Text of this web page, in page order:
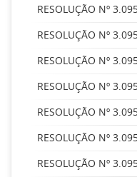
RESOLUÇÃO Nº
RESOLUÇÃO Nº
RESOLUÇÃO Nº
RESOLUÇÃO Nº
RESOLUÇÃO Nº
RESOLUÇÃO Nº
RESOLUÇÃO Nº